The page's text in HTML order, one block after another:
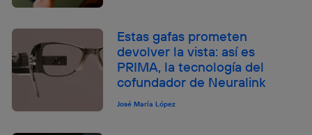
Estas gafas prometen
devolver la vista: así es
PRIMA, la tecnología del
cofundador de Neuralink
José María López